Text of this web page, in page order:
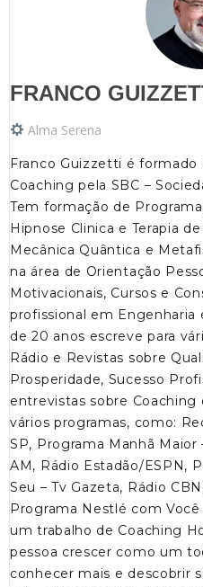
FRANCO
Alma Serena
Franco Guizzetti é
Coaching pela SBC –
Tem formação de
Hipnose Clinica e Terapia
Mecânica Quântica e
na área de Orientação
Motivacionais, Cursos e
profissional em Engenharia
de 20 anos escreve para
Rádio e Revistas sobre
Prosperidade, Sucesso
entrevistas sobre Coaching
vários programas, como:
SP, Programa Manhã Maior
AM, Rádio Estadão/ESPN,
Seu – Tv Gazeta, Rádio
Programa Nestlé com
um trabalho de Coaching
pessoa crescer como um
conhecer mais e descobrir